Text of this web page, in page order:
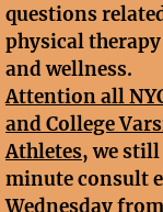
questions
physical
and wellness.
Attention all
and College
Athletes, we still
minute consult
Wednesday